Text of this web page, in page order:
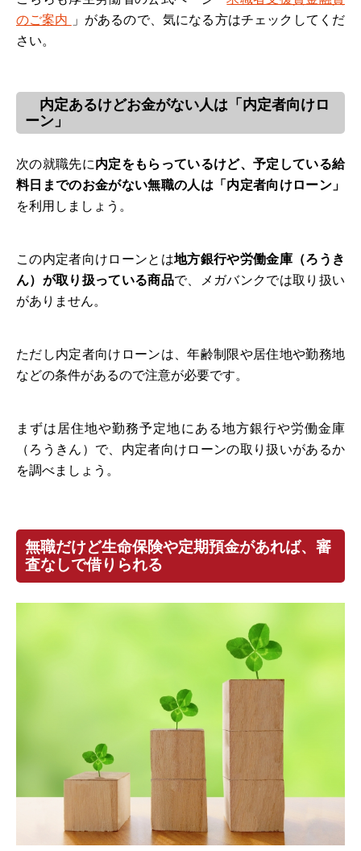
のご案内
」があるので、気になる方はチェックしてくだ
さい。
内定あるけどお金がない人は「内定者向けロ
ーン」
次の就職先に内定をもらっているけど、予定している給
料日までのお金がない無職の人は「内定者向けローン」
を利用しましょう。
この内定者向けローンとは地方銀行や労働金庫（ろうき
ん）が取り扱っている商品で、メガバンクでは取り扱い
がありません。
ただし内定者向けローンは、年齢制限や居住地や勤務地
などの条件があるので注意が必要です。
まずは居住地や勤務予定地にある地方銀行や労働金庫
（ろうきん）で、内定者向けローンの取り扱いがあるか
を調べましょう。
無職だけど生命保険や定期預金があれば、審
査なしで借りられる